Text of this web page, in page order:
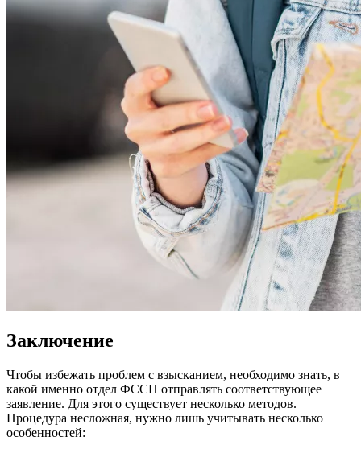
Заключение
Чтобы избежать проблем с взысканием, необходимо знать, в
какой именно отдел ФССП отправлять соответствующее
заявление. Для этого существует несколько методов.
Процедура несложная, нужно лишь учитывать несколько
особенностей: